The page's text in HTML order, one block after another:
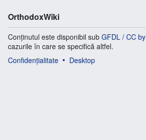
OrthodoxWiki
Conținutul este disponibil sub GFDL / CC
cazurile în care se specifică altfel.
Confidențialitate
Desktop